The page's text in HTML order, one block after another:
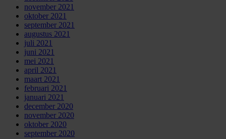
november 2021
oktober 2021
september 2021
augustus 2021
juli 2021
juni 2021
mei 2021
april 2021
maart 2021
februari 2021
januari 2021
december 2020
november 2020
oktober 2020
september 2020